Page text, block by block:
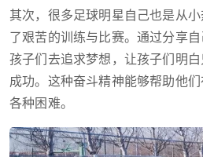
其次，很多足球明星自己也是从
了艰苦的训练与比赛。通过分享
孩子们去追求梦想，让孩子们明
成功。这种奋斗精神能够帮助他
各种困难。